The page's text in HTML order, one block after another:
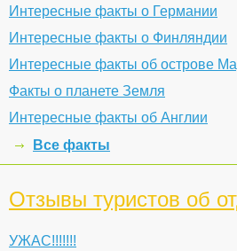
Интересные факты о Германии
Интересные факты о Финляндии
Интересные факты об острове
Факты о планете Земля
Интересные факты об Англии
Все факты
Отзывы туристов об
УЖАС!!!!!!!